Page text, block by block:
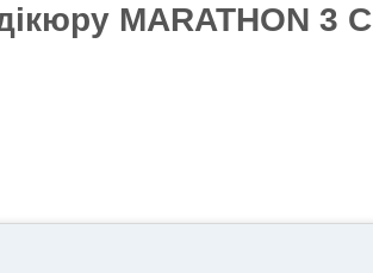
MARATHON 3